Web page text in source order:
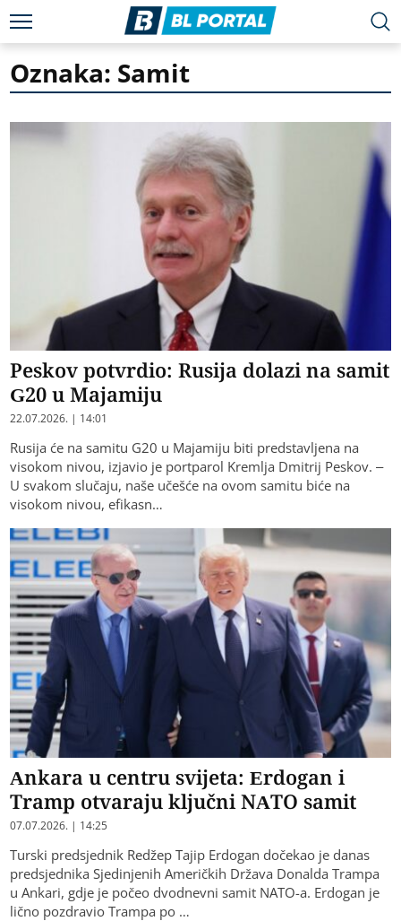
Oznaka: Samit
Peskov potvrdio: Rusija dolazi na samit
G20 u Majamiju
22.07.2026. | 14:01
Rusija će na samitu G20 u Majamiju biti predstavljena na
visokom nivou, izjavio je portparol Kremlja Dmitrij Peskov. –
U svakom slučaju, naše učešće na ovom samitu biće na
visokom nivou, efikasn…
Ankara u centru svijeta: Erdogan i
Tramp otvaraju ključni NATO samit
07.07.2026. | 14:25
Turski predsjednik Redžep Tajip Erdogan dočekao je danas
predsjednika Sjedinjenih Američkih Država Donalda Trampa
u Ankari, gd‌je je počeo dvodnevni samit NATO-a. Erdogan je
lično pozdravio Trampa po …